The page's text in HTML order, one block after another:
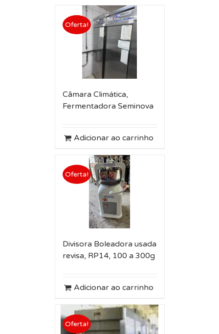
Oferta!
Câmara Climática,
Fermentadora Seminova
Adicionar ao carrinho
Oferta!
Divisora Boleadora usada
revisa, RP14, 100 a 300g
Adicionar ao carrinho
Oferta!